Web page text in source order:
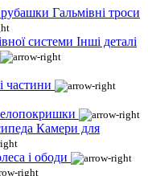
Гальмівні троси
Інші деталі
частини
Камери для
і ободи